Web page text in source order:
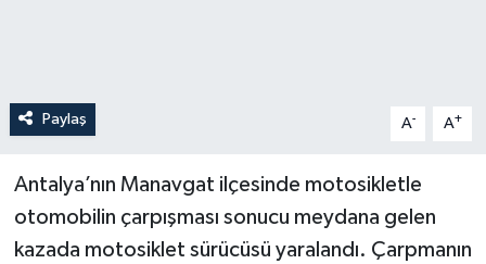
Paylaş A- A+
Antalya’nın Manavgat ilçesinde motosikletle
otomobilin çarpışması sonucu meydana gelen
kazada motosiklet sürücüsü yaralandı. Çarpmanın